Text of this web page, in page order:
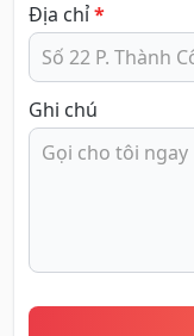
Địa chỉ*
Ghi chú